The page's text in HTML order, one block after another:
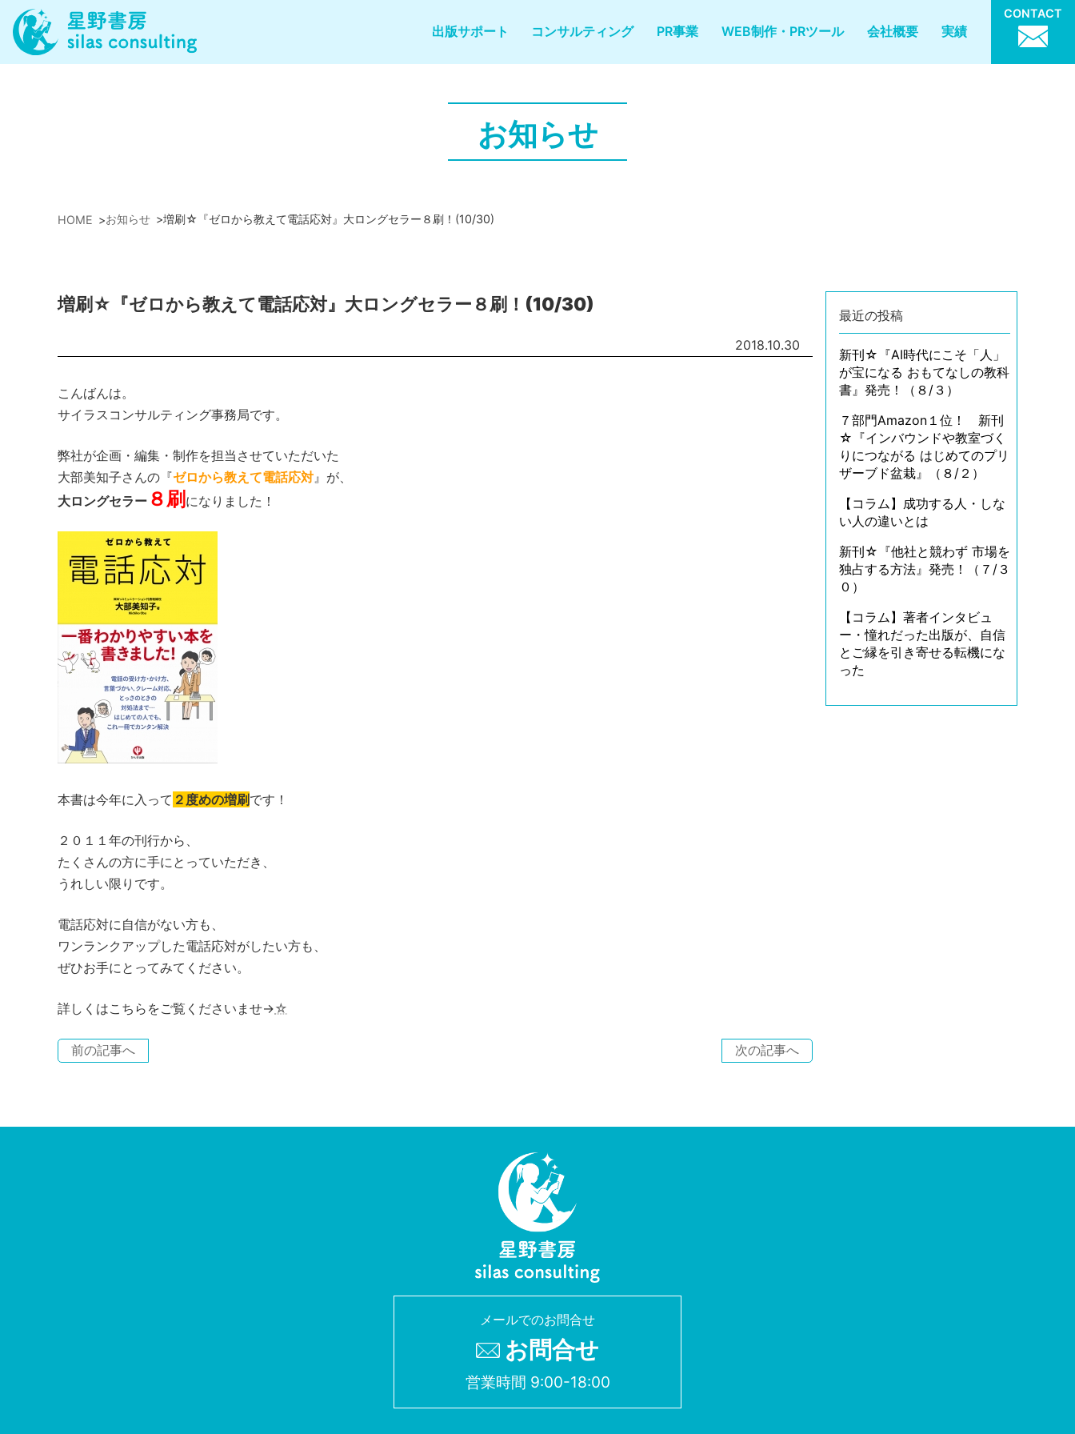
出版サポート コンサルティング PR事業 WEB制作・PRツール 会社概要 実績
CONTACT
お知らせ
HOME >お知らせ >増刷☆『ゼロから教えて電話応対』大ロングセラー８刷！(10/30)
増刷☆『ゼロから教えて電話応対』大ロングセラー８刷！(10/30)
2018.10.30
こんばんは。
サイラスコンサルティング事務局です。
弊社が企画・編集・制作を担当させていただいた
大部美知子さんの『ゼロから教えて電話応対 』が、
大ロングセラー ８刷 になりました！
本書は今年に入って ２度めの増刷です！
２０１１年の刊行から、
たくさんの方に手にとっていただき、
うれしい限りです。
電話応対に自信がない方も、
ワンランクアップした電話応対がしたい方も、
ぜひお手にとってみてください。
詳しくはこちらをご覧くださいませ→☆
前の記事へ 次の記事へ
最近の投稿
新刊☆『AI時代にこそ「人」
が宝になる おもてなしの教科
書』発売！（８/３）
７部門Amazon１位！ 新刊
☆『インバウンドや教室づく
りにつながる はじめてのプリ
ザーブド盆栽』（８/２）
【コラム】成功する人・しな
い人の違いとは
新刊☆『他社と競わず 市場を
独占する方法』発売！（７/３
０）
【コラム】著者インタビュ
ー・憧れだった出版が、自信
とご縁を引き寄せる転機にな
った
メールでのお問合せ
お問合せ
営業時間 9:00-18:00